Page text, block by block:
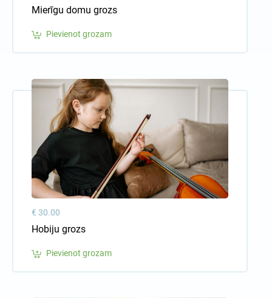
Mierīgu domu grozs
Pievienot grozam
€ 30.00
Hobiju grozs
Pievienot grozam